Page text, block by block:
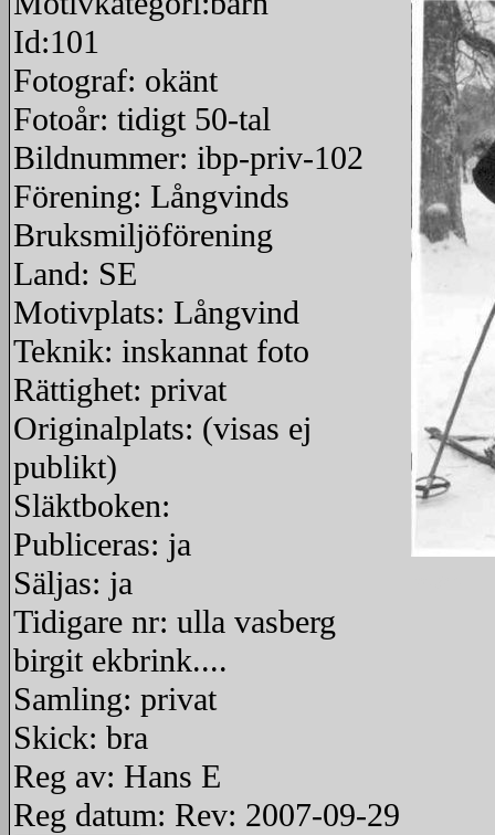
Id:101
Fotograf: okänt
Fotoår: tidigt 50-tal
Bildnummer: ibp-priv-102
Förening: Långvinds
Bruksmiljöförening
Land: SE
Motivplats: Långvind
Teknik: inskannat foto
Rättighet: privat
Originalplats: (visas ej
publikt)
Släktboken:
Publiceras: ja
Säljas: ja
Tidigare nr: ulla vasberg
birgit ekbrink....
Samling: privat
Skick: bra
Reg av: Hans E
Reg datum: Rev: 2007-09-29